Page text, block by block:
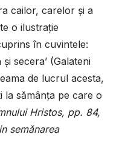
cailor, carelor și a
o ilustrație
în cuvintele:
secera’ (Galateni
de lucrul acesta,
la sămânța pe care o
Hristos, pp. 84,
semănarea